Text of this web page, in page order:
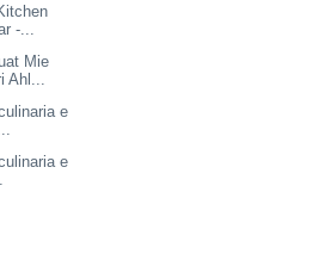
-...
Mie
Ahl...
e
e